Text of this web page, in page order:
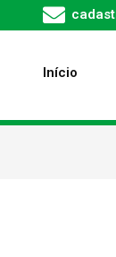
Início